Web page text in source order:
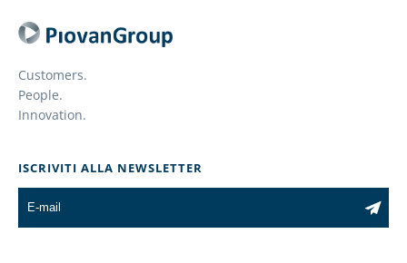
Customers.
People.
Innovation.
ISCRIVITI ALLA NEWSLETTER